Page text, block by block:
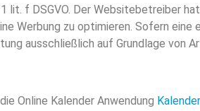
lit. f DSGVO. Der Websitebetreiber
Werbung zu optimieren. Sofern
ausschließlich auf Grundlage von
Online Kalender Anwendung